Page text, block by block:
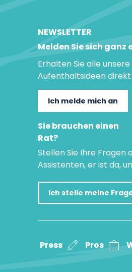
NEWSLETTER
Melden Sie sich ganz
Erhalten Sie alle
Aufenthaltsideen direkt
Ich melde mich an
Sie brauchen einen
Rat?
Stellen Sie Ihre Fragen
Assistenten, er ist da,
Ich stelle meine
Press Pros